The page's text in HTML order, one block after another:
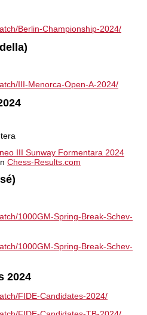
Berlin-Championship-2024/
III-Menorca-Open-A-2024/
III Sunway Formentara 2024
Chess-Results.com
1000GM-Spring-Break-Schev-
1000GM-Spring-Break-Schev-
2024
FIDE-Candidates-2024/